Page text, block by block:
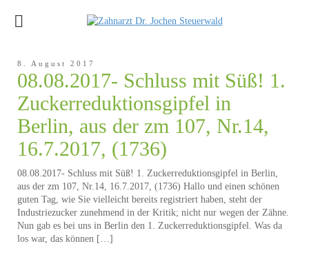
8. August 2017
08.08.2017- Schluss mit Süß! 1.
Zuckerreduktionsgipfel in
Berlin, aus der zm 107, Nr.14,
16.7.2017, (1736)
08.08.2017- Schluss mit Süß! 1. Zuckerreduktionsgipfel in Berlin,
aus der zm 107, Nr.14, 16.7.2017, (1736) Hallo und einen schönen
guten Tag, wie Sie vielleicht bereits registriert haben, steht der
Industriezucker zunehmend in der Kritik; nicht nur wegen der Zähne.
Nun gab es bei uns in Berlin den 1. Zuckerreduktionsgipfel. Was da
los war, das können […]